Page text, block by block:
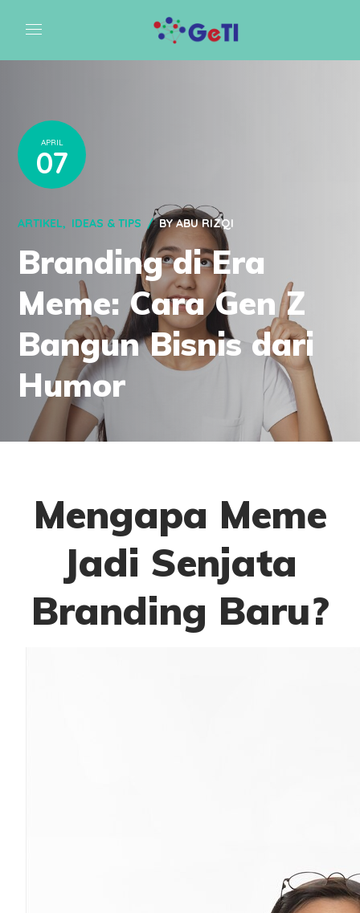
APRIL
07
ARTIKEL IDEAS & TIPS BYABU RIZQI
Branding di Era
Meme: Cara Gen Z
Bangun Bisnis dari
Humor
Mengapa Meme
Jadi Senjata
Branding Baru?